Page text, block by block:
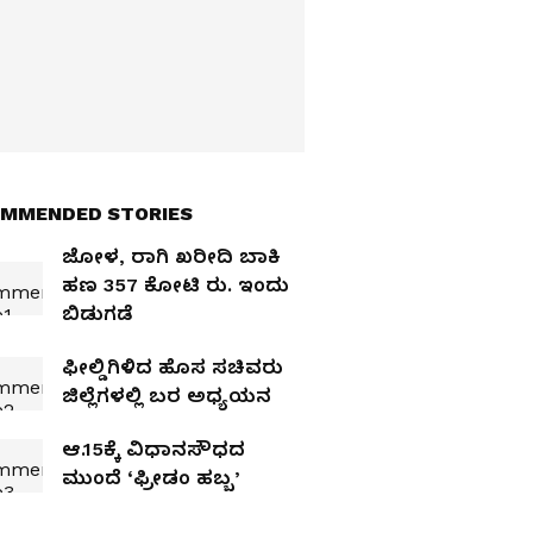
STORIES
ಜೋಳ, ರಾಗಿ ಖರೀದಿ ಬಾಕಿ
ಹಣ 357 ಕೋಟಿ ರು. ಇಂದು
ಬಿಡುಗಡೆ
ಫೀಲ್ಡಿಗಿಳಿದ ಹೊಸ ಸಚಿವರು
ಜಿಲ್ಲೆಗಳಲ್ಲಿ ಬರ ಅಧ್ಯಯನ
ಆ.15ಕ್ಕೆ ವಿಧಾನಸೌಧದ
ಮುಂದೆ ‘ಫ್ರೀಡಂ ಹಬ್ಬ’